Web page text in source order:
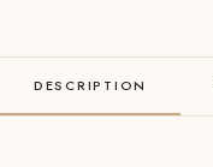
DESCRIPTION